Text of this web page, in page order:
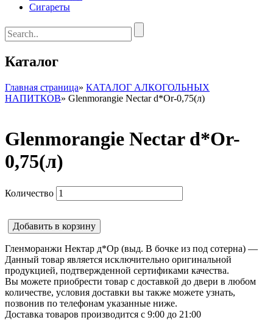
Сигареты
Каталог
Главная страница» КАТАЛОГ АЛКОГОЛЬНЫХ
НАПИТКОВ» Glenmorangie Nectar d*Or-0,75(л)
Glenmorangie Nectar d*Or-
0,75(л)
Количество
Добавить в корзину
Гленморанжи Нектар д*Ор (выд. В бочке из под сотерна) —
Данный товар является исключительно оригинальной
продукцией, подтвержденной сертификами качества.
Вы можете приобрести товар с доставкой до двери в любом
количестве, условия доставки вы также можете узнать,
позвонив по телефонам указанные ниже.
Доставка товаров производится с 9:00 до 21:00